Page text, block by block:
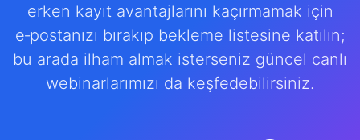
erken kayıt avantajlarını kaçırmamak için
e‑postanızı bırakıp bekleme listesine katılın;
bu arada ilham almak isterseniz güncel canlı
webinarlarımızı da keşfedebilirsiniz.